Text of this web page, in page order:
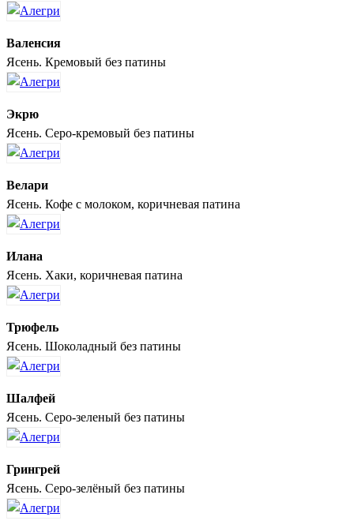
Валенсия
Ясень. Кремовый без патины
Экрю
Ясень. Серо-кремовый без патины
Велари
Ясень. Кофе с молоком, коричневая патина
Илана
Ясень. Хаки, коричневая патина
Трюфель
Ясень. Шоколадный без патины
Шалфей
Ясень. Серо-зеленый без патины
Грингрей
Ясень. Серо-зелёный без патины